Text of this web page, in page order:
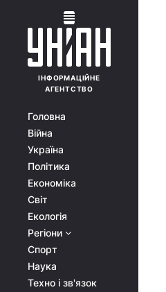
ІНФОРМАЦІЙНЕ
АГЕНТСТВО
Головна
Війна
Україна
Політика
Економіка
Світ
Екологія
Регіони
Спорт
Наука
Техно і зв'язок